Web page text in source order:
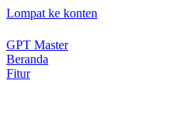
Lompat ke konten
GPT Master
Beranda
Fitur